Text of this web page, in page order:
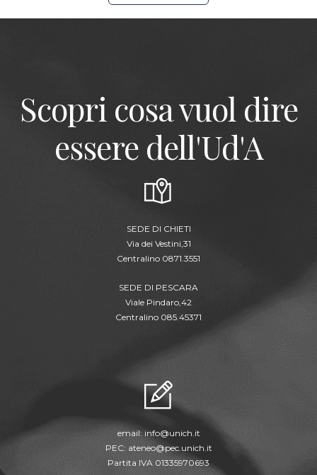
Scopri cosa vuol dire
essere dell'Ud'A
SEDE DI CHIETI
Via dei Vestini,31
Centralino 0871.3551
SEDE DI PESCARA
Viale Pindaro,42
Centralino 085.45371
email:info@unich.it
PEC: ateneo@pec.unich.it
Partita IVA 01335970693